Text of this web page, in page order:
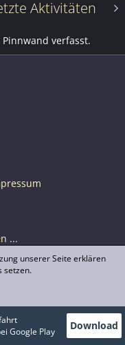
Aktivitäten
verfasst.
...
lizenziert unter CC BY-SA,
angegeben
Google Play
Download
unserer Seite erklären
setzen.